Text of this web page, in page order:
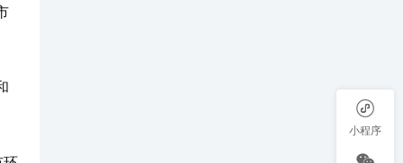
小程序